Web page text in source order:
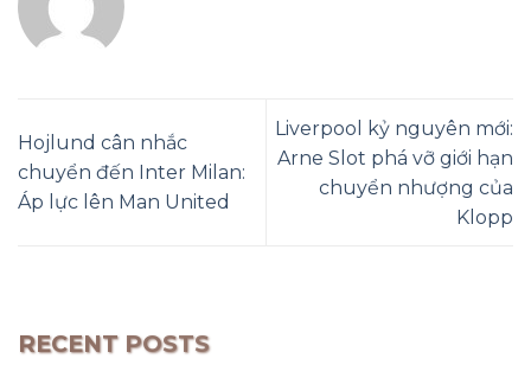
Hojlund cân nhắc
chuyển đến Inter Milan:
Áp lực lên Man United
Liverpool kỷ nguyên mới:
Arne Slot phá vỡ giới hạn
chuyển nhượng của
Klopp
RECENT POSTS